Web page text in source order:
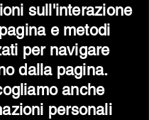
sull'interazione
e metodi
per navigare
dalla pagina.
anche
personali